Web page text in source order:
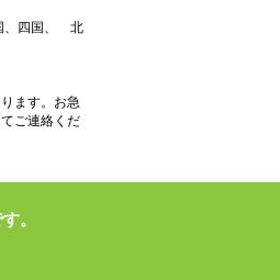
、四国、 北
ます。お急
ご連絡くだ
。